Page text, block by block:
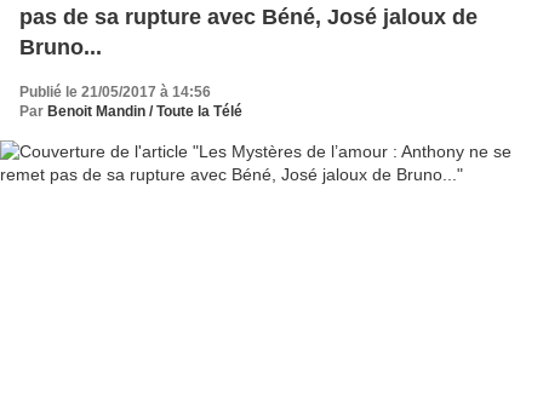
pas de sa rupture avec Béné, José jaloux de
Bruno...
Publié le 21/05/2017 à 14:56
Par Benoit Mandin / Toute la Télé